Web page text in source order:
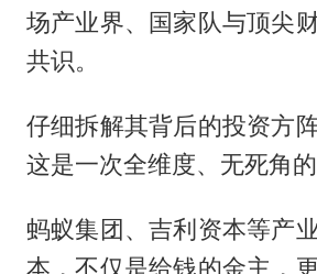
场产业界、国家队与顶尖
共识。
仔细拆解其背后的投资方
这是一次全维度、无死角的
蚂蚁集团、吉利资本等产
本，不仅是给钱的金主，